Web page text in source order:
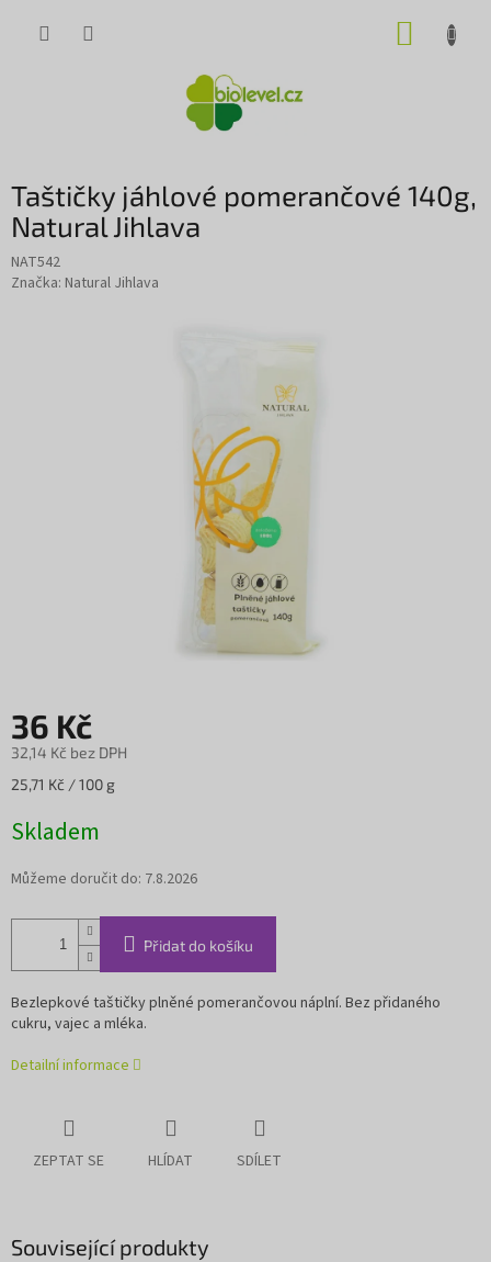
Taštičky jáhlové pomerančové 140g,
Natural Jihlava
NAT542
Značka: Natural Jihlava
36 Kč
32,14 Kč bez DPH
Měrná
25,71 Kč / 100 g
Skladem
Můžeme doručit do: 7.8.2026
Přidat do košíku
Bezlepkové taštičky plněné pomerančovou náplní. Bez přidaného
cukru, vajec a mléka.
Detailní informace
ZEPTAT SE HLÍDAT SDÍLET
Související produkty